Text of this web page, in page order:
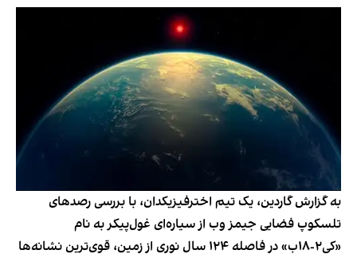
به گزارش گاردین، یک تیم اخترفیزیکدان، با بررسی رصدهای
تلسکوپ فضایی جیمز وب از سیاره‌ای غول‌پیکر به نام
«کی‌۲-۱۸ب» در فاصله ۱۲۴ سال نوری از زمین، قوی‌ترین نشانه‌ها